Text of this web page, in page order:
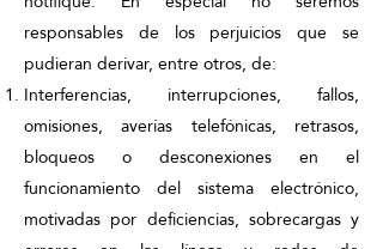
responsables de los perjuicios que se
pudieran derivar, entre otros, de:
Interferencias, interrupciones, fallos,
omisiones, averías telefónicas, retrasos,
bloqueos o desconexiones en el
funcionamiento del sistema electrónico,
motivadas por deficiencias, sobrecargas y